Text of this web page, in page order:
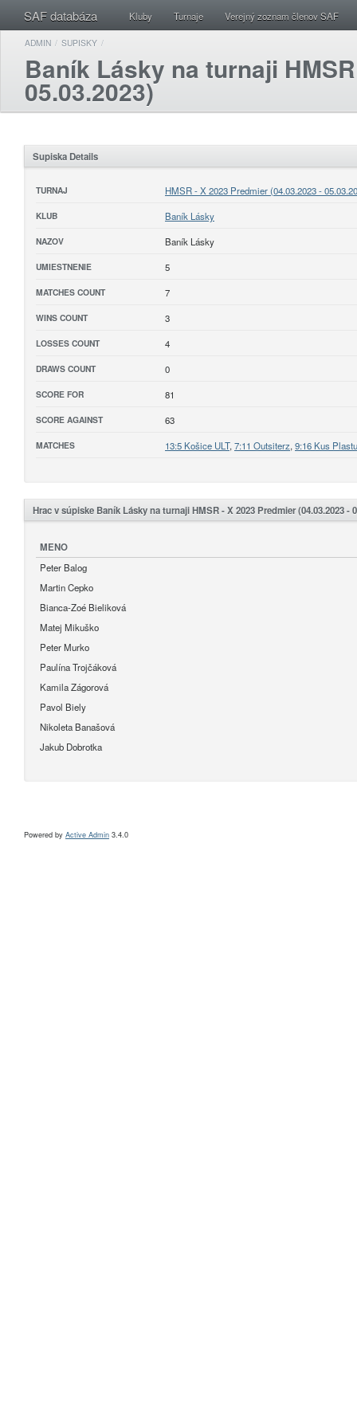
SAF databáza Kluby Turnaje Verejný zoznam členov SAF
ADMIN / SUPISKY /
Baník Lásky na turnaji
05.03.2023)
Supiska Details
TURNAJ HMSR - X 2023 Predmier (04.03.2023 -
KLUB Baník Lásky
NAZOV Baník Lásky
UMIESTNENIE 5
MATCHES COUNT 7
WINS COUNT 3
LOSSES COUNT 4
DRAWS COUNT 0
SCORE FOR 81
SCORE AGAINST 63
MATCHES 13:5 Košice ULT,7:11 Outsiterz,9:16 Kus Plastu
Hrac v súpiske Baník Lásky na turnaji HMSR - X 2023 Predmier (04.03.2023 -
MENO
Peter Balog
Martin Cepko
Bianca-Zoé Bieliková
Matej Mikuško
Peter Murko
Paulína Trojčáková
Kamila Zágorová
Pavol Biely
Nikoleta Banašová
Jakub Dobrotka
Powered by Active Admin 3.4.0